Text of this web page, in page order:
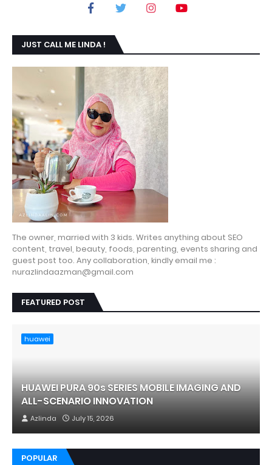
JUST CALL ME LINDA !
The owner, married with 3 kids. Writes anything about SEO
content, travel, beauty, foods, parenting, events sharing and
guest post too. Any collaboration, kindly email me :
nurazlindaazman@gmail.com
FEATURED POST
huawei
HUAWEI PURA 90s SERIES MOBILE IMAGING AND
ALL-SCENARIO INNOVATION
Azlinda July 15, 2026
POPULAR